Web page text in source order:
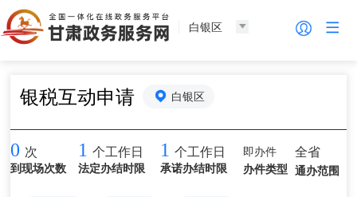
白银区
银税互动申请 白银区
0 次
到现场次数
1 个工作日
法定办结时限
1 个工作日
承诺办结时限
即办件
办件类型
全省
通办范围